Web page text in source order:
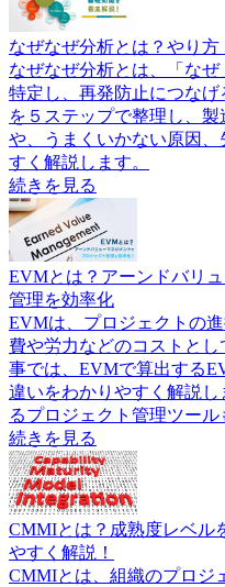
なぜなぜ分析とは？やり
なぜなぜ分析とは、「な
特定し、再発防止につな
を５ステップで整理し、
や、うまくいかない原因
すく解説します。
続きを見る
EVMとは？アーンドバリ
管理を効率化
EVMは、プロジェクトの
費や労力などのコストと
事では、EVMで算出する
違いをわかりやすく解説
るプロジェクト管理ツール
続きを見る
CMMIとは？成熟度レベル
やすく解説！
CMMIとは、組織のプロジ